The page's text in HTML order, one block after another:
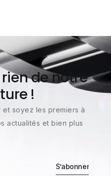
de notre
!
soyez les premiers à
actualités et bien plus